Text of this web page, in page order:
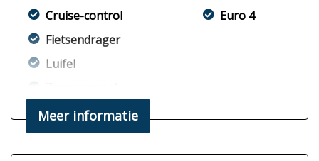
Cruise-control
Fietsendrager
Luifel
Euro 4
Meer informatie